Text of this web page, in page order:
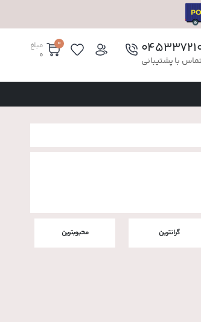
با پشتیبانی
مبلغ
0
0
گرانترین محبوبترین